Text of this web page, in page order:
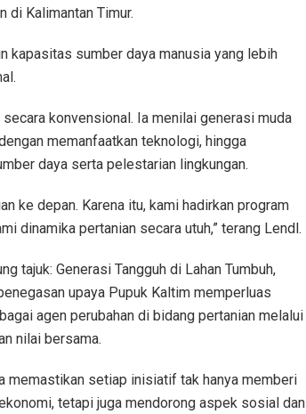
di Kalimantan Timur.
kapasitas sumber daya manusia yang lebih
konvensional. Ia menilai generasi muda
memanfaatkan teknologi, hingga
daya serta pelestarian lingkungan.
ke depan. Karena itu, kami hadirkan program
dinamika pertanian secara utuh,” terang Lendl.
tajuk: Generasi Tangguh di Lahan Tumbuh,
upaya Pupuk Kaltim memperluas
agen perubahan di bidang pertanian melalui
nilai bersama.
memastikan setiap inisiatif tak hanya memberi
tetapi juga mendorong aspek sosial dan